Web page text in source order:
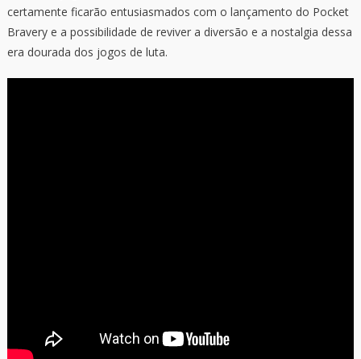
certamente ficarão entusiasmados com o lançamento do Pocket
Bravery e a possibilidade de reviver a diversão e a nostalgia dessa
era dourada dos jogos de luta.